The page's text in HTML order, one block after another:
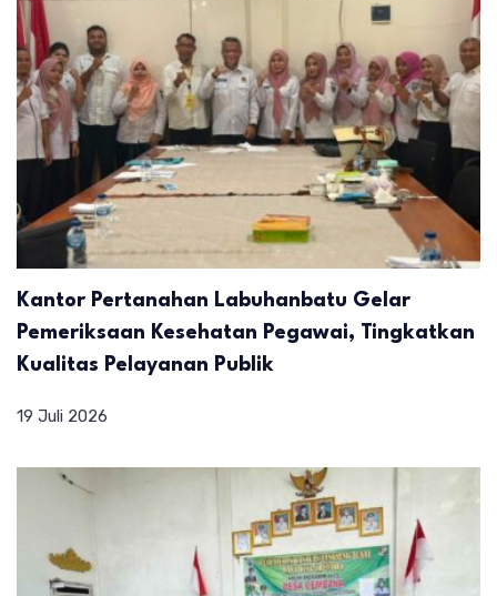
Kantor Pertanahan Labuhanbatu Gelar
Pemeriksaan Kesehatan Pegawai, Tingkatkan
Kualitas Pelayanan Publik
19 Juli 2026